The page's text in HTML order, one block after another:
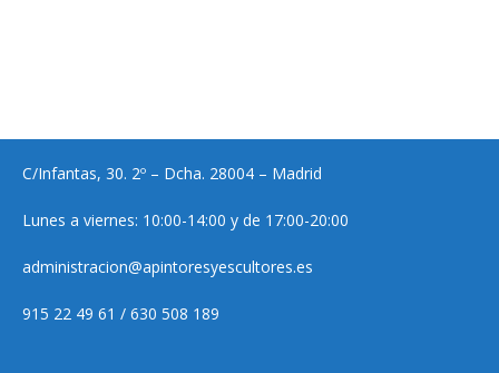
C/Infantas, 30. 2º – Dcha. 28004 – Madrid
Lunes a viernes: 10:00-14:00 y de 17:00-20:00
administracion@apintoresyescultores.es
915 22 49 61 / 630 508 189